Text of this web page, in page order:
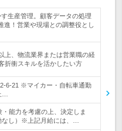
生産管理。顧客データの処理
進！営業や現場との調整役とし
上、物流業界または営業職の経
折衝スキルを活かしたい方
6-21 ※マイカー・自転車通勤
…
能力を考慮の上、決定しま
し）※上記月給には、…